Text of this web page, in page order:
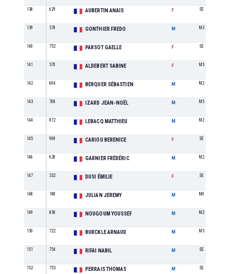
138 629 AUBERTIN ANAIS F SE
139 578 GONTHIER FREDO M M3
140 752 PARSOT GAELLE F SE
141 570 ALDEBERT SABINE F M5
142 604 BERQUER SÉBASTIEN M M2
143 708 IZARD JEAN-NOËL M M5
144 872 LEBACQ MATTHIEU M M2
145 908 CARIOU BERENICE F SE
146 628 GARNIER FRÉDÉRIC M M2
147 532 DUSI ÉMILIE F SE
148 748 JULIAN JEREMY M M0
149 858 NOUGOUM YOUSSEF M M2
150 722 BURCKLE ARNAUD M M3
151 754 RIFAI NABIL M SE
152 753 PERRAIS THOMAS M SE